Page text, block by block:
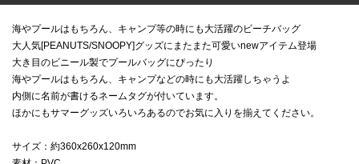
海やプールはもちろん、キャンプ等の時にも大活躍のビーチバッグ
大人気[PEANUTS/SNOOPY]グッズにまたまた可愛いnewアイテム登場
大き目のビニール製でプールバッグにぴったり
海やプールはもちろん、キャンプなどの時にも大活躍しちゃうよ
内側に名前が書けるネームタグが付いています。
ほかにもサマーグッズいろいろあるのでお気に入りを揃えてください。
サイズ：約360x260x120mm